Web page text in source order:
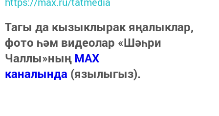
Тагы да кызыклырак яңалыклар,
фото һәм видеолар «Шәһри
Чаллы»ныңMAX
каналында (язылыгыз).